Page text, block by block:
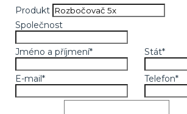
Produkt
Společnost
Jméno a příjmení* Stát*
E-mail* Telefon*